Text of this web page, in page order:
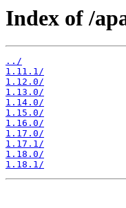
Index of /
../
1.11.1/
1.12.0/
1.13.0/
1.14.0/
1.15.0/
1.16.0/
1.17.0/
1.17.1/
1.18.0/
1.18.1/